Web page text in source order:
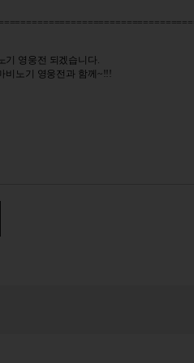
기 영웅전 되겠습니다.
비노기 영웅전과 함께~!!!